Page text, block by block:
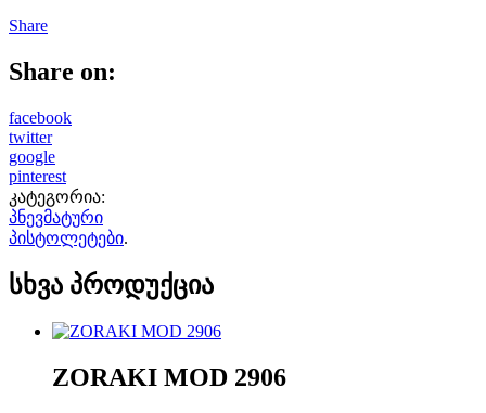
Share
Share on:
facebook
twitter
google
pinterest
კატეგორია:
პნევმატური
პისტოლეტები.
სხვა პროდუქცია
ZORAKI MOD 2906